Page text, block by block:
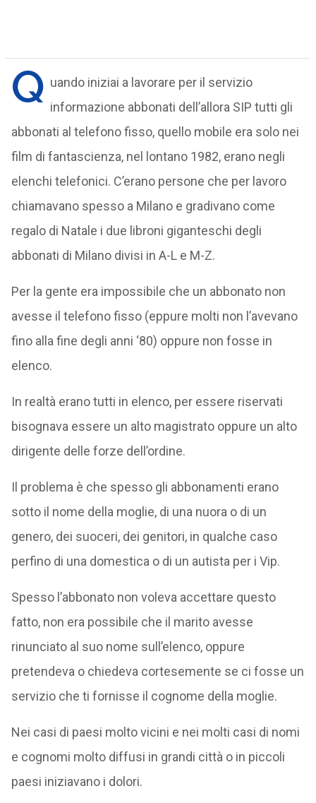
Q uando iniziai a lavorare per il servizio
informazione abbonati dell’allora SIP tutti gli
abbonati al telefono fisso, quello mobile era solo nei
film di fantascienza, nel lontano 1982, erano negli
elenchi telefonici. C’erano persone che per lavoro
chiamavano spesso a Milano e gradivano come
regalo di Natale i due libroni giganteschi degli
abbonati di Milano divisi in A-L e M-Z.
Per la gente era impossibile che un abbonato non
avesse il telefono fisso (eppure molti non l’avevano
fino alla fine degli anni ‘80) oppure non fosse in
elenco.
In realtà erano tutti in elenco, per essere riservati
bisognava essere un alto magistrato oppure un alto
dirigente delle forze dell’ordine.
Il problema è che spesso gli abbonamenti erano
sotto il nome della moglie, di una nuora o di un
genero, dei suoceri, dei genitori, in qualche caso
perfino di una domestica o di un autista per i Vip.
Spesso l’abbonato non voleva accettare questo
fatto, non era possibile che il marito avesse
rinunciato al suo nome sull’elenco, oppure
pretendeva o chiedeva cortesemente se ci fosse un
servizio che ti fornisse il cognome della moglie.
Nei casi di paesi molto vicini e nei molti casi di nomi
e cognomi molto diffusi in grandi città o in piccoli
paesi iniziavano i dolori.